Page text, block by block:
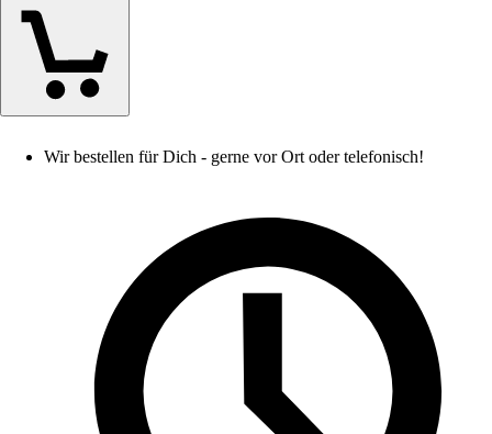
Wir bestellen für Dich - gerne vor Ort oder telefonisch!